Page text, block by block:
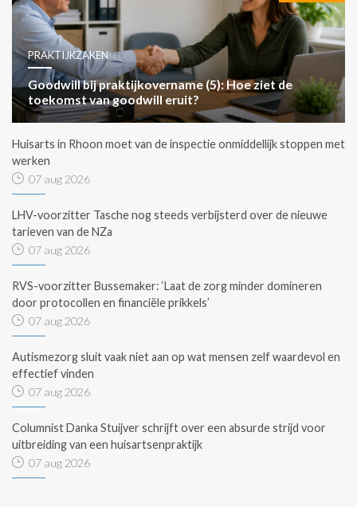
PRAKTIJKZAKEN
Goodwill bij praktijkovername (5): Hoe ziet de
toekomst van goodwill eruit?
Huisarts in Rhoon moet van de inspectie onmiddellijk stoppen met
werken
07 aug 2026
LHV-voorzitter Tasche nog steeds verbijsterd over de nieuwe
tarieven van de NZa
07 aug 2026
RVS-voorzitter Bussemaker: ‘Laat de zorg minder domineren
door protocollen en financiële prikkels’
07 aug 2026
Autismezorg sluit vaak niet aan op wat mensen zelf waardevol en
effectief vinden
07 aug 2026
Columnist Danka Stuijver schrijft over een absurde strijd voor
uitbreiding van een huisartsenpraktijk
07 aug 2026